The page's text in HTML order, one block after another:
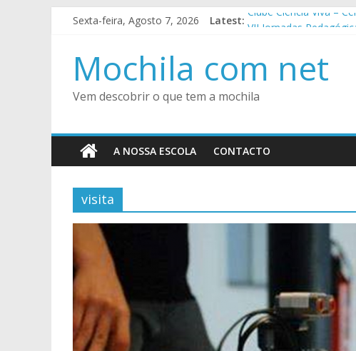
Sexta-feira, Agosto 7, 2026 Latest: Clube Ciência Viva –
Encontro Regional
Festa de Finalistas de
SuperTMatik Cálculo
Mochila com net
Vem descobrir o que tem a mochila
A NOSSA ESCOLA CONTACTO
visita